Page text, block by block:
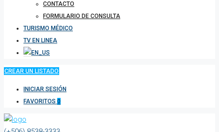
CONTACTO
FORMULARIO DE CONSULTA
TURISMO MÉDICO
TV EN LINEA
CREAR UN LISTADO
INICIAR SESIÓN
FAVORITOS 0